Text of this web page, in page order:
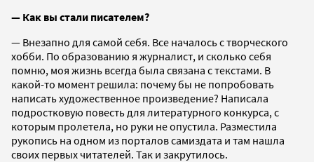
— Как вы стали писателем?
— Внезапно для самой себя. Все началось с творческого
хобби. По образованию я журналист, и сколько себя
помню, моя жизнь всегда была связана с текстами. В
какой-то момент решила: почему бы не попробовать
написать художественное произведение? Написала
подростковую повесть для литературного конкурса, с
которым пролетела, но руки не опустила. Разместила
рукопись на одном из порталов самиздата и там нашла
своих первых читателей. Так и закрутилось.